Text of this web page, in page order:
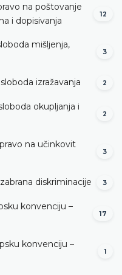
na poštovanje
i dopisivanja
12
mišljenja,
3
izražavanja 2
okupljanja i
2
na učinkovit
3
diskriminacije 3
konvenciju –
17
konvenciju –
1